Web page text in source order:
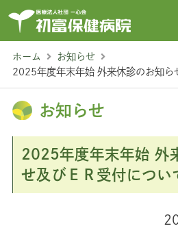
ホーム
お知らせ
2025年度年末年始 外来休診のお知ら
お知らせ
2025年度年末年始 外
せ及びＥＲ受付につい